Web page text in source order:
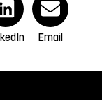
Email